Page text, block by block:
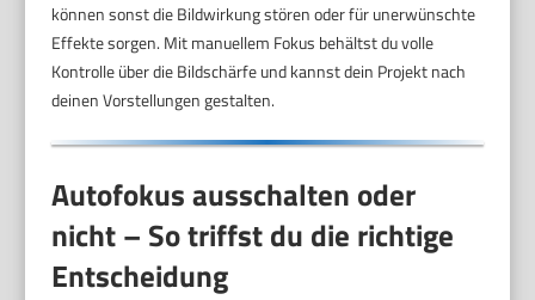
können sonst die Bildwirkung stören oder für unerwünschte
Effekte sorgen. Mit manuellem Fokus behältst du volle
Kontrolle über die Bildschärfe und kannst dein Projekt nach
deinen Vorstellungen gestalten.
Autofokus ausschalten oder
nicht – So triffst du die richtige
Entscheidung